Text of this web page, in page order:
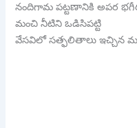
నందిగామ పట్టణానికి అపర
మంచి నీటిని ఒడిసిపట్టి
వేసవిలో సత్ఫలితాలు ఇచ్చిన